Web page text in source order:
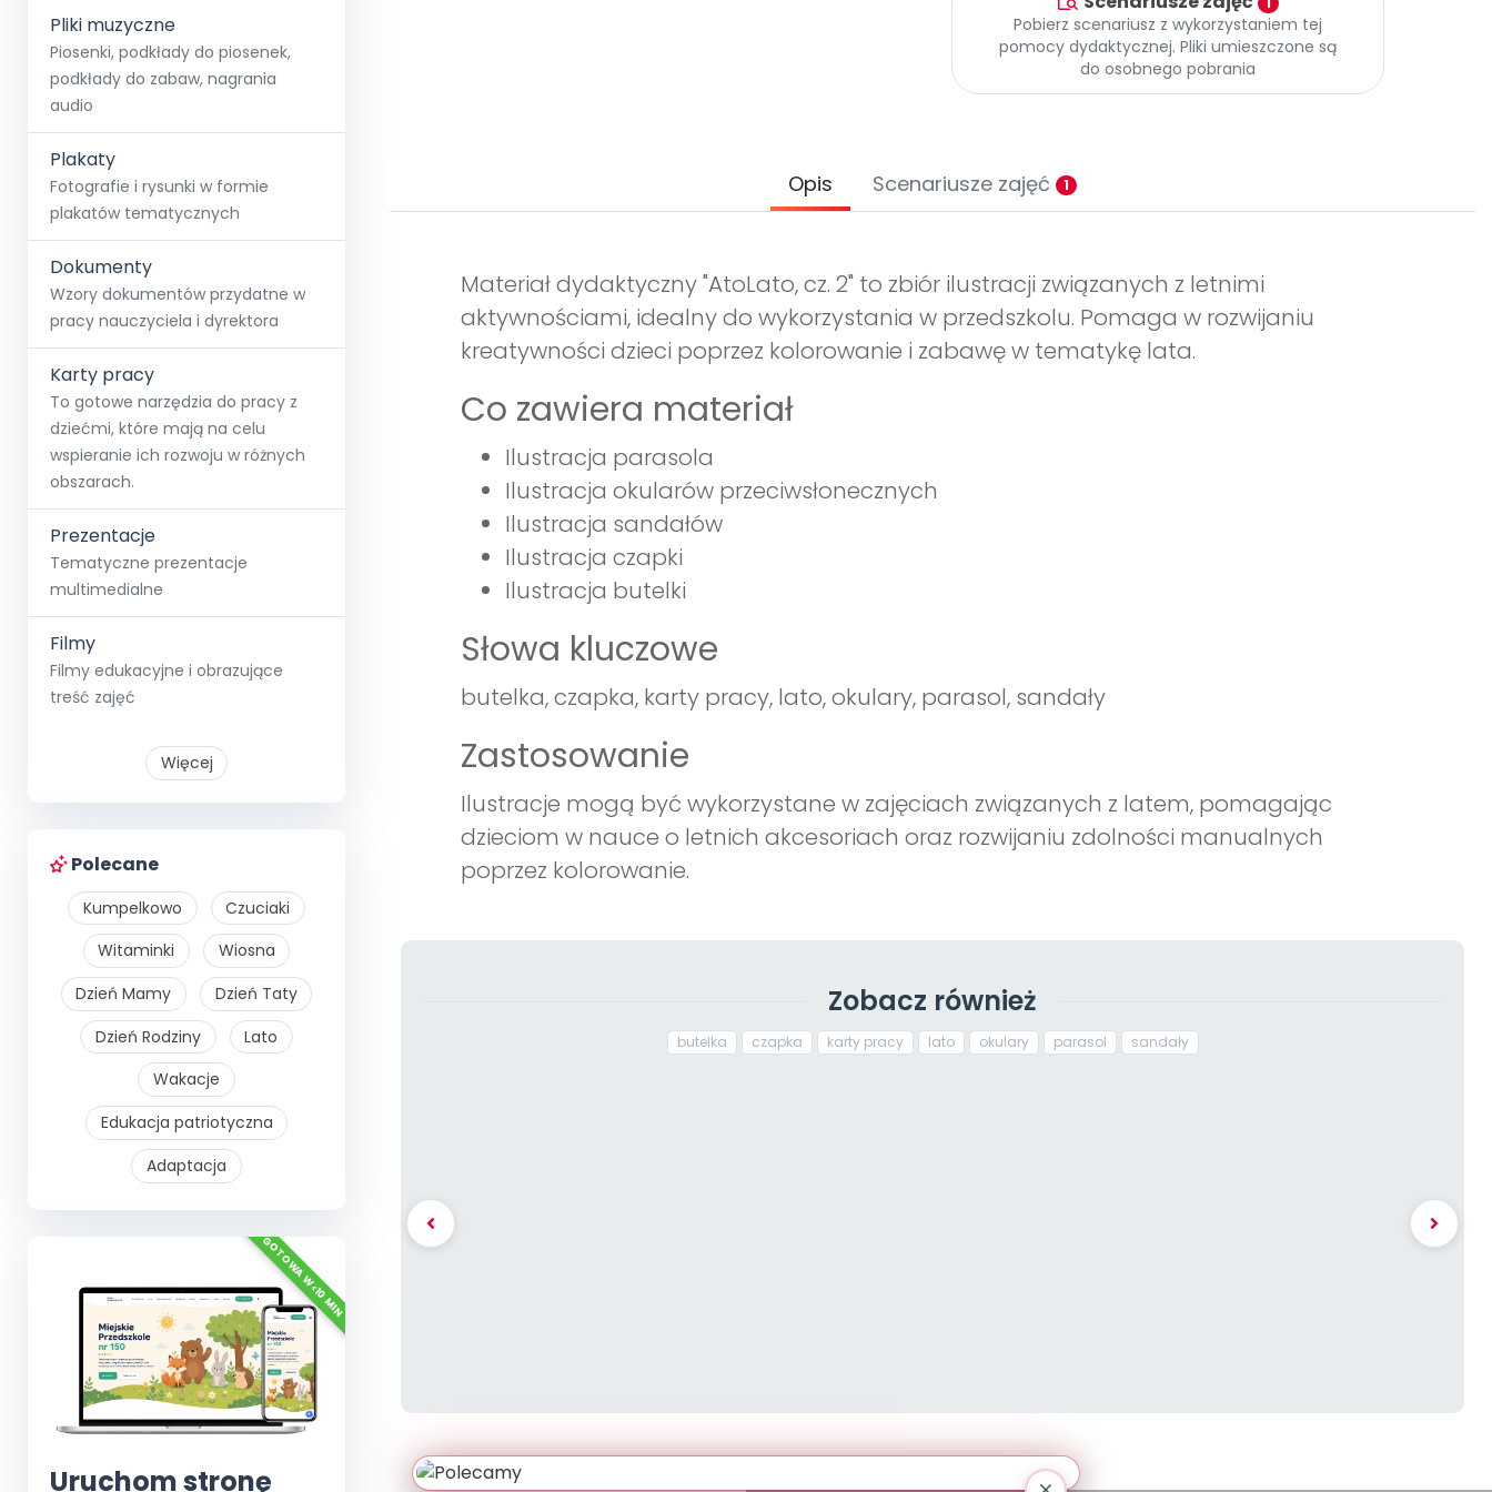
Pliki muzyczne
Piosenki, podkłady do piosenek,
podkłady do zabaw, nagrania
audio
Plakaty
Fotografie i rysunki w formie
plakatów tematycznych
Dokumenty
Wzory dokumentów przydatne w
pracy nauczyciela i dyrektora
Karty pracy
To gotowe narzędzia do pracy z
dziećmi, które mają na celu
wspieranie ich rozwoju w różnych
obszarach.
Prezentacje
Tematyczne prezentacje
multimedialne
Filmy
Filmy edukacyjne i obrazujące
treść zajęć
Więcej
Polecane
Kumpelkowo
Czuciaki
Witaminki
Wiosna
Dzień Mamy
Dzień Taty
Dzień Rodziny
Lato
Wakacje
Edukacja patriotyczna
Adaptacja
Uruchom stronę
Pobierz scenariusz z wykorzystaniem tej
pomocy dydaktycznej. Pliki umieszczone są
do osobnego pobrania
Opis Scenariusze zajęć 1
Materiał dydaktyczny "AtoLato, cz. 2" to zbiór ilustracji związanych z letnimi
aktywnościami, idealny do wykorzystania w przedszkolu. Pomaga w rozwijaniu
kreatywności dzieci poprzez kolorowanie i zabawę w tematykę lata.
Co zawiera materiał
Ilustracja parasola
Ilustracja okularów przeciwsłonecznych
Ilustracja sandałów
Ilustracja czapki
Ilustracja butelki
Słowa kluczowe
butelka, czapka, karty pracy, lato, okulary, parasol, sandały
Zastosowanie
Ilustracje mogą być wykorzystane w zajęciach związanych z latem, pomagając
dzieciom w nauce o letnich akcesoriach oraz rozwijaniu zdolności manualnych
poprzez kolorowanie.
Zobacz również
butelka czapka karty pracy lato okulary parasol sandały